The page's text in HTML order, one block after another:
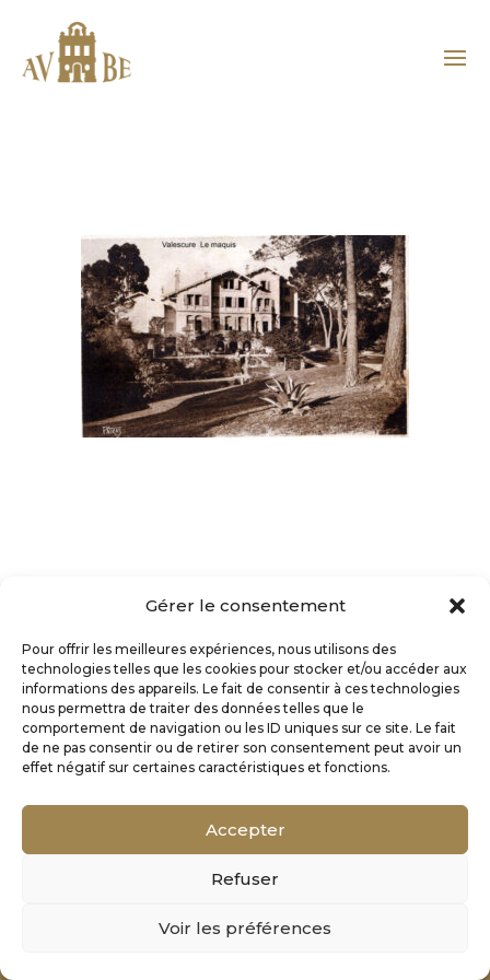
Gérer le consentement
Pour offrir les meilleures expériences, nous utilisons des
technologies telles que les cookies pour stocker et/ou accéder aux
informations des appareils. Le fait de consentir à ces technologies
nous permettra de traiter des données telles que le
comportement de navigation ou les ID uniques sur ce site. Le fait
de ne pas consentir ou de retirer son consentement peut avoir un
effet négatif sur certaines caractéristiques et fonctions.
Accepter
Refuser
Voir les préférences
Mentions Légales